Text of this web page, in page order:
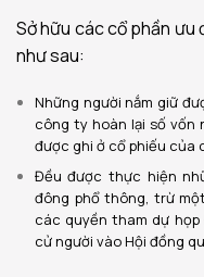
Sở hữu các cổ phần ưu
như sau:
Những người nắm giữ
công ty hoàn lại số vốn
được ghi ở cổ phiếu của
Đều được thực hiện
đông phổ thông, trừ
các quyền tham dự
cử người vào Hội đồng